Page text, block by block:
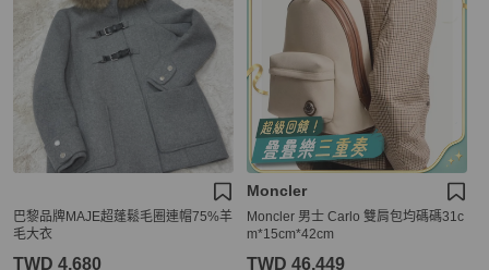
巴黎品牌MAJE超蓬鬆毛圈連帽75%羊
毛大衣
TWD 4,680
Moncler
Moncler 男士 Carlo 雙肩包均碼碼31c
m*15cm*42cm
TWD 46,449